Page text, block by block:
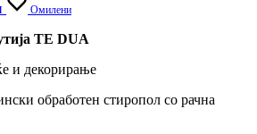
Омилени
TE DUA
и декорирање
обработен стиропол со рачна